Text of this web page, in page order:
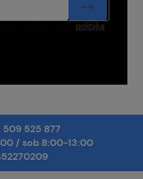
polityką
509 525 877
/ sob 8:00-13:00